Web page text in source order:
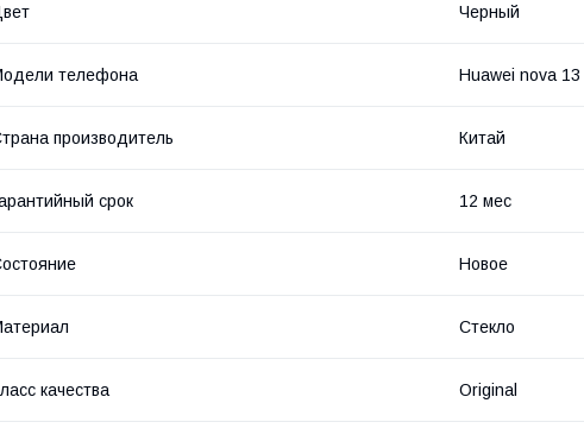
Черный
телефона Huawei nova 13
производитель Китай
срок 12 мес
Новое
Стекло
качества Original